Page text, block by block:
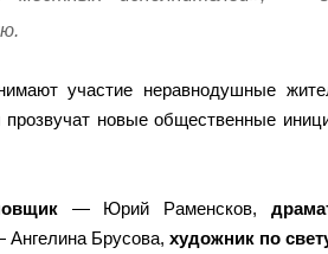
участие неравнодушные
новые общественные
— Юрий Раменсков,
Брусова, художник по